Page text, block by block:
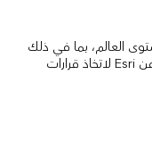
العالم، بما في ذلك
شركات Fortune 500، على تقنية نظم GIS من Esri لاتخاذ قرارات